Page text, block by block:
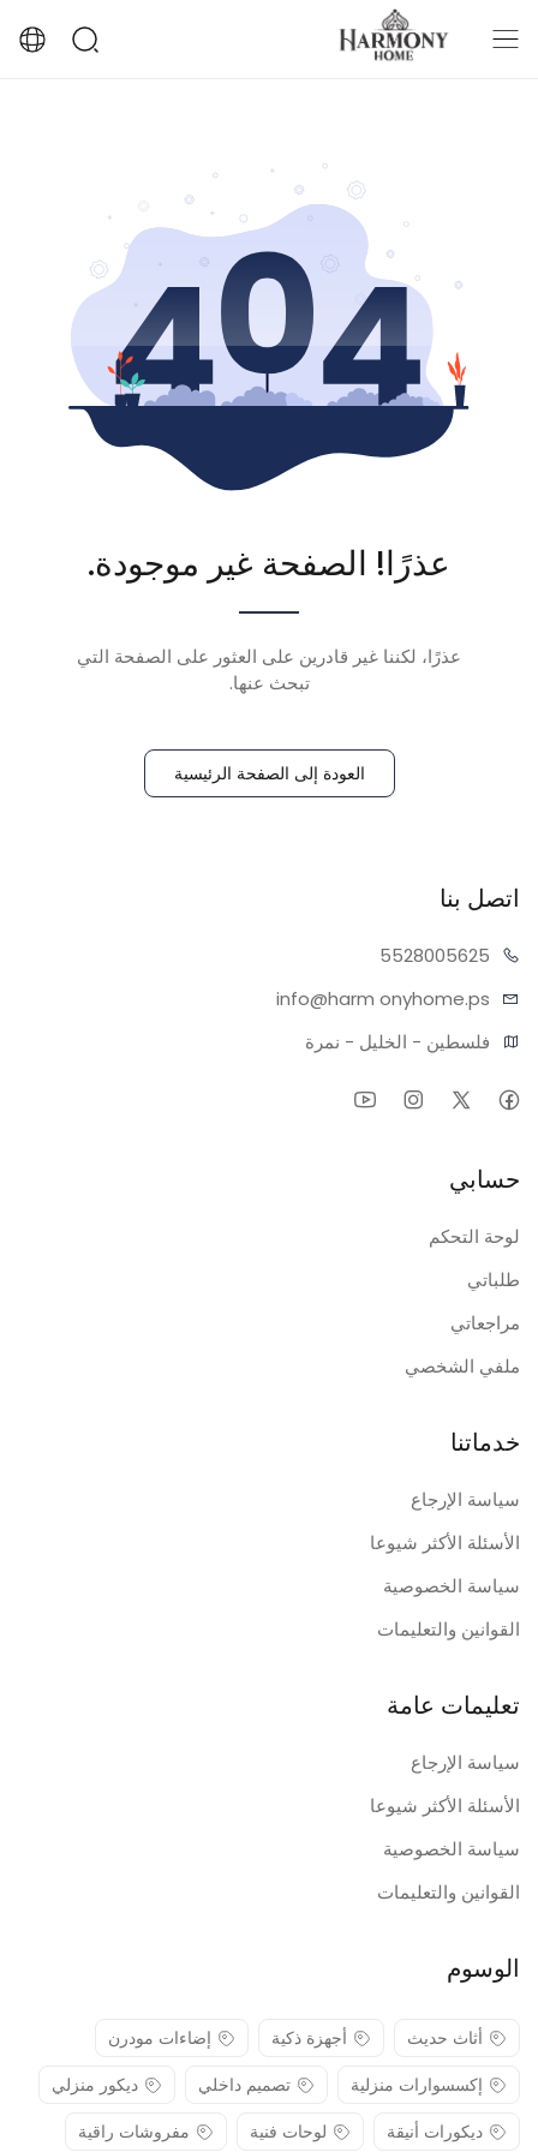
عذرًا! الصفحة غير موجودة.
عذرًا، لكننا غير قادرين على العثور على الصفحة التي
تبحث عنها.
العودة إلى الصفحة الرئيسية
اتصل بنا
05625
55280
info@harm onyhome.ps
فلسطين - الخليل - نمرة
حسابي
لوحة التحكم
طلباتي
مراجعاتي
ملفي الشخصي
خدماتنا
سياسة الإرجاع
الأسئلة الأكثر شيوعا
سياسة الخصوصية
القوانين والتعليمات
تعليمات عامة
سياسة الإرجاع
الأسئلة الأكثر شيوعا
سياسة الخصوصية
القوانين والتعليمات
الوسوم
أثاث حديث أجهزة ذكية
إضاءات مودرن
إكسسوارات منزلية
تصميم داخلي
ديكور منزلي
ديكورات أنيقة
لوحات فنية مفروشات راقية